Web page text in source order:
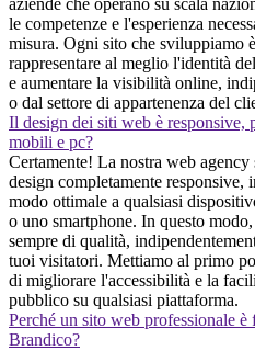
aziende che operano su scala
le competenze e l'esperienza
misura. Ogni sito che sviluppiamo
rappresentare al meglio l'identità
e aumentare la visibilità online,
o dal settore di appartenenza del
Il design dei siti web è responsive,
mobili e pc?
Certamente! La nostra web
design completamente responsive,
modo ottimale a qualsiasi
o uno smartphone. In questo
sempre di qualità,
tuoi visitatori. Mettiamo al primo
di migliorare l'accessibilità e la
pubblico su qualsiasi piattaforma.
Perché un sito web professionale
Brandico?